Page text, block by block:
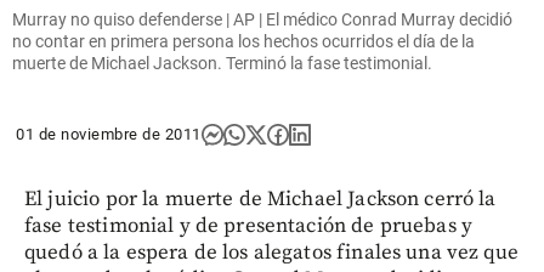
Murray no quiso defenderse | AP | El médico Conrad Murray decidió
no contar en primera persona los hechos ocurridos el día de la
muerte de Michael Jackson. Terminó la fase testimonial.
01 de noviembre de 2011
El juicio por la muerte de Michael Jackson cerró la
fase testimonial y de presentación de pruebas y
quedó a la espera de los alegatos finales una vez que